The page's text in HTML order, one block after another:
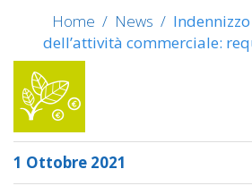
Home / News /
dell’attività commerciale:
1 Ottobre 2021